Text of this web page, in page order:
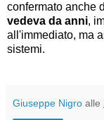
confermato anche
vedeva da anni,
all'immediato, ma
sistemi.
Giuseppe Nigro alle